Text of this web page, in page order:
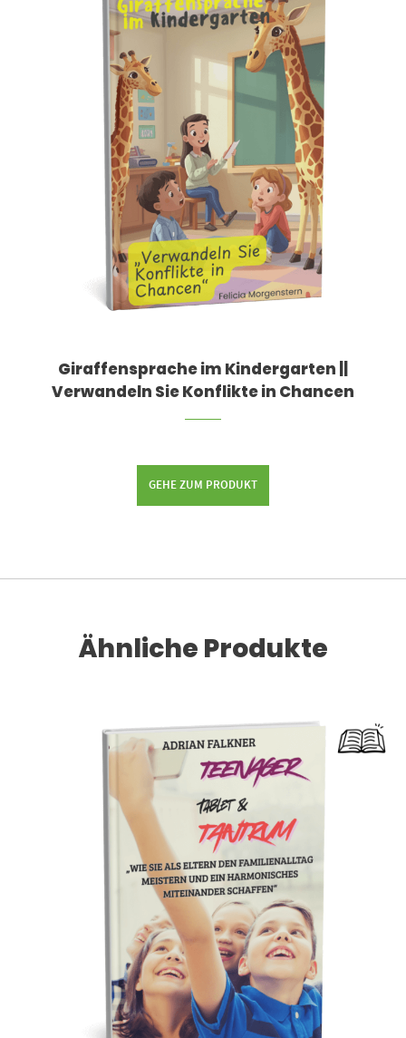
Giraffensprache im Kindergarten ||
Verwandeln Sie Konflikte in Chancen
GEHE ZUM PRODUKT
Ähnliche Produkte